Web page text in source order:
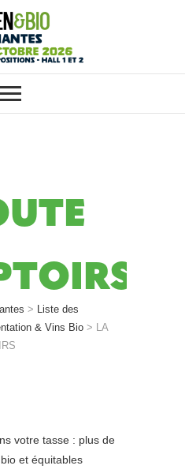
& BIO
& BIO NANTES :
BIO, BIEN-ÊTRE
SAIN
> Liste des
& Vins Bio > LA
votre tasse : plus de
et équitables